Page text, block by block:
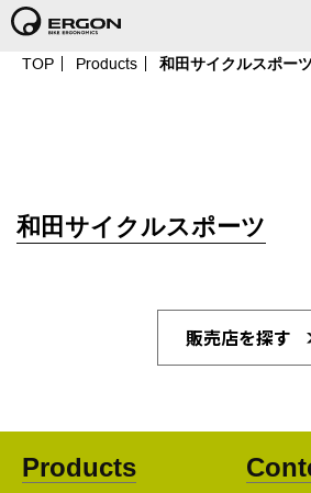
TOP Products 和田サイクルスポーツ
和田サイクルスポーツ
販売店を探す
Products